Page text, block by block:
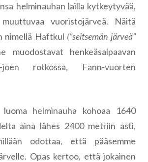
helminauhan lailla kytkeytyvää,
vuoristojärveä. Näitä
nimellä Haftkul (”seitsemän järveä”
muodostavat henkeäsalpaavan
rotkossa, Fann-vuorten
helminauha kohoaa 1640
aina lähes 2400 metriin asti,
odottaa, että pääsemme
Opas kertoo, että jokainen